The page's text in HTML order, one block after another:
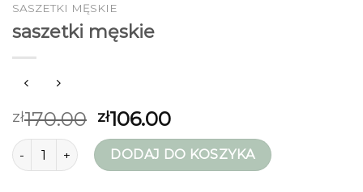
SASZETKI MĘSKIE
saszetki męskie
zł170.00 zł106.00
ilość saszetki męskieDODAJ DO KOSZYKA